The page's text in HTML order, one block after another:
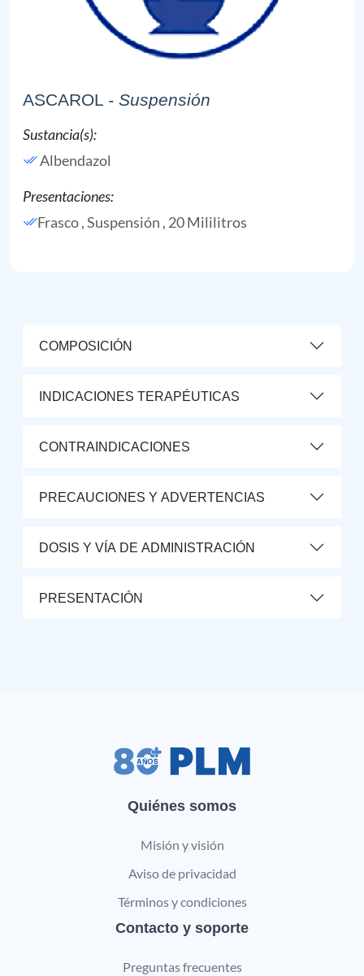
ASCAROL - Suspensión
Sustancia(s):
Albendazol
Presentaciones:
Frasco , Suspensión , 20 Mililitros
COMPOSICIÓN
INDICACIONES TERAPÉUTICAS
CONTRAINDICACIONES
PRECAUCIONES Y ADVERTENCIAS
DOSIS Y VÍA DE ADMINISTRACIÓN
PRESENTACIÓN
Quiénes somos
Misión y visión
Aviso de privacidad
Términos y condiciones
Contacto y soporte
Preguntas frecuentes